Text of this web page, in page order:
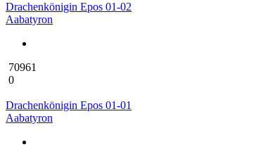
Drachenkönigin Epos 01-02
Aabatyron
70961
0
Drachenkönigin Epos 01-01
Aabatyron